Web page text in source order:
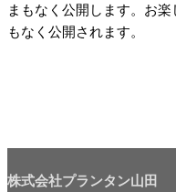
まもなく公開します。お
もなく公開されます。
株式会社プランタン山田